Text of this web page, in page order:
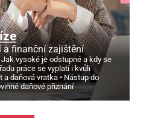
a finanční zajištění
Jak vysoké je odstupné a kdy se
práce se vyplatí i kvůli
a daňová vratka
Nástup do
daňové přiznání